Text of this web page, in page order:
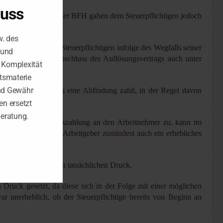
nachfolgend der BFH gaben dem Steuerpflichtigen jedoch
des dem Steuerpflichtigen infolge des Wegfalls seiner
bei Abschluss des Auflösungsvertrags auch unter
eine Abfindung zahlt, in der Regel davon
einer Abfindungszahlung an den Arbeitnehmer zu, kann im
werden, dass der Arbeitgeber zumindest auch ein erhebliches
nicht unerheblichen tatsächlichen Druck.
gesetzt, da diese sich in der Folge mit einer möglichen
unerheblich, ob der Steuerpflichtige bereits von Beginn an
des
Gewähr
ersetzt